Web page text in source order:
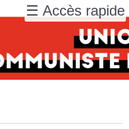
☰ Accès rapide